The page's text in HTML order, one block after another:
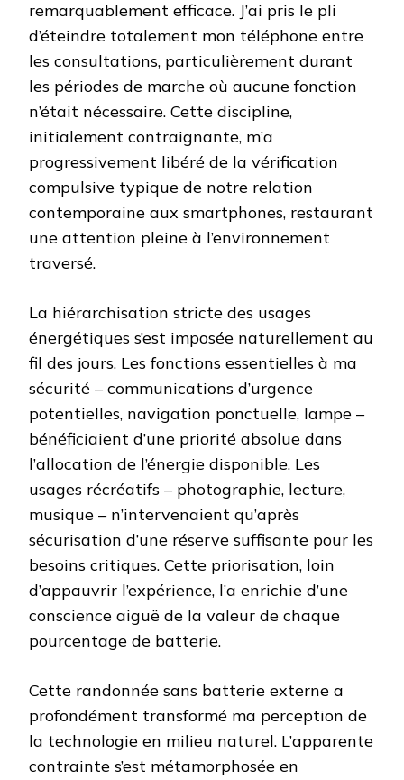
remarquablement efficace. J’ai pris le pli
d’éteindre totalement mon téléphone entre
les consultations, particulièrement durant
les périodes de marche où aucune fonction
n’était nécessaire. Cette discipline,
initialement contraignante, m’a
progressivement libéré de la vérification
compulsive typique de notre relation
contemporaine aux smartphones, restaurant
une attention pleine à l’environnement
traversé.
La hiérarchisation stricte des usages
énergétiques s’est imposée naturellement au
fil des jours. Les fonctions essentielles à ma
sécurité – communications d’urgence
potentielles, navigation ponctuelle, lampe –
bénéficiaient d’une priorité absolue dans
l’allocation de l’énergie disponible. Les
usages récréatifs – photographie, lecture,
musique – n’intervenaient qu’après
sécurisation d’une réserve suffisante pour les
besoins critiques. Cette priorisation, loin
d’appauvrir l’expérience, l’a enrichie d’une
conscience aiguë de la valeur de chaque
pourcentage de batterie.
Cette randonnée sans batterie externe a
profondément transformé ma perception de
la technologie en milieu naturel. L’apparente
contrainte s’est métamorphosée en